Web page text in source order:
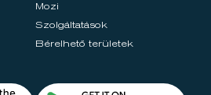
Mozi
Szolgáltatások
Bérelhető területek